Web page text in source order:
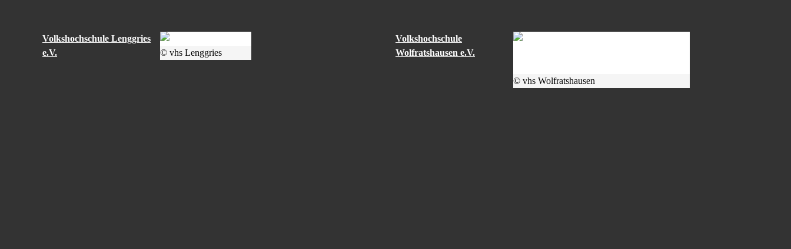
Volkshochschule Lenggries
e.V.
© vhs Lenggries
Volkshochschule
Wolfratshausen e.V.
© vhs Wolfratshausen